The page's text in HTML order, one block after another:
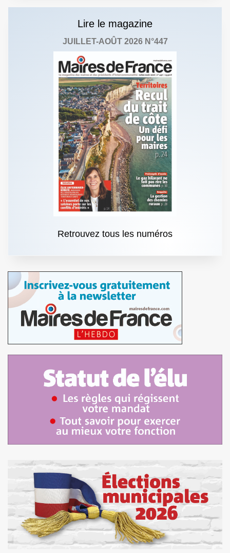
Lire le magazine
JUILLET-AOÛT 2026 N°447
Retrouvez tous les numéros